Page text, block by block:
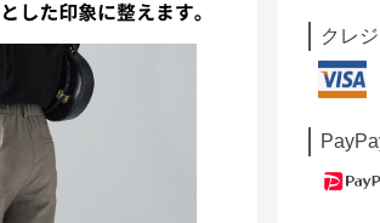
クレ